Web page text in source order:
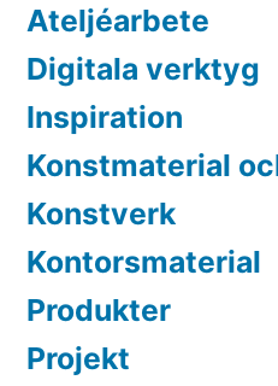
Ateljéarbete
Digitala verktyg
Inspiration
Konstmaterial
Konstverk
Kontorsmaterial
Produkter
Projekt